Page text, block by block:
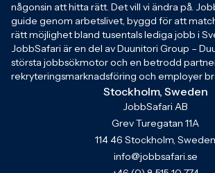
någonsin att hitta rätt. Det vill vi ändra på.
guide genom arbetslivet, byggd för att
rätt möjlighet bland tusentals lediga jobb i
JobbSafari är en del av Duunitori Group –
största jobbsökmotor och en betrodd
rekryteringsmarknadsföring och employer
Stockholm, Sweden
JobbSafari AB
Grev Turegatan 11A
114 46 Stockholm, Sweden
info@jobbsafari.se